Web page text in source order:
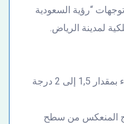
“رؤية السعودية
خفض درجة حرارة الهواء بمقدار 1,5 إلى 2 درجة
المنعكس من سطح